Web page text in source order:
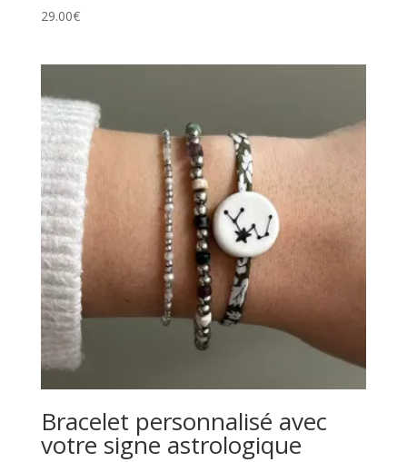
29.00€
Bracelet personnalisé avec
votre signe astrologique